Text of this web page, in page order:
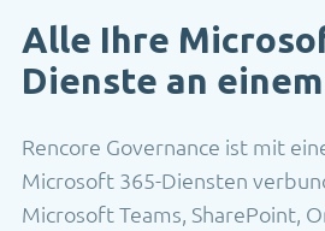
Alle Ihre
Dienste an
Rencore Governance ist mit
Microsoft 365-Diensten
Microsoft Teams, SharePoint,